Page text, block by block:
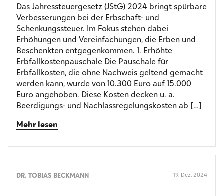
Das Jahressteuergesetz (JStG) 2024 bringt spürbare
Verbesserungen bei der Erbschaft- und
Schenkungssteuer. Im Fokus stehen dabei
Erhöhungen und Vereinfachungen, die Erben und
Beschenkten entgegenkommen. 1. Erhöhte
Erbfallkostenpauschale Die Pauschale für
Erbfallkosten, die ohne Nachweis geltend gemacht
werden kann, wurde von 10.300 Euro auf 15.000
Euro angehoben. Diese Kosten decken u. a.
Beerdigungs- und Nachlassregelungskosten ab […]
Mehr lesen
DR. TOBIAS BECKMANN 19. Dez. 2024